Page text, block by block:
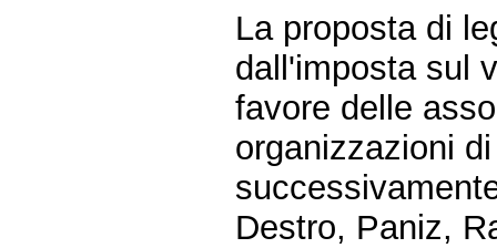
La proposta di
dall'imposta sul
favore delle
organizzazioni
Destro, Paniz,